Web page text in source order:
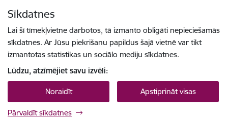
Sīkdatnes
Lai šī tīmekļvietne darbotos, tā izmanto obligāti nepieciešamās
sīkdatnes. Ar Jūsu piekrišanu papildus šajā vietnē var tikt
izmantotas statistikas un sociālo mediju sīkdatnes.
Lūdzu, atzīmējiet savu izvēli:
Noraidīt Apstiprināt visas
Pārvaldīt sīkdatnes